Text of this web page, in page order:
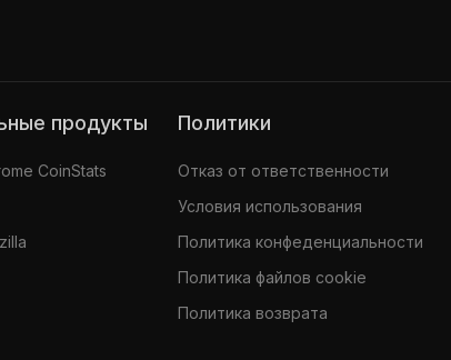
продукты
CoinStats
Политики
Отказ от ответственности
Условия использования
Политика конфеденциальности
Политика файлов cookie
Политика возврата